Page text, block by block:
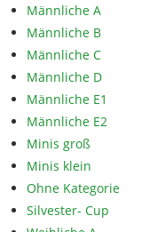
Männliche A
Männliche B
Männliche C
Männliche D
Männliche E1
Männliche E2
Minis groß
Minis klein
Ohne Kategorie
Silvester- Cup